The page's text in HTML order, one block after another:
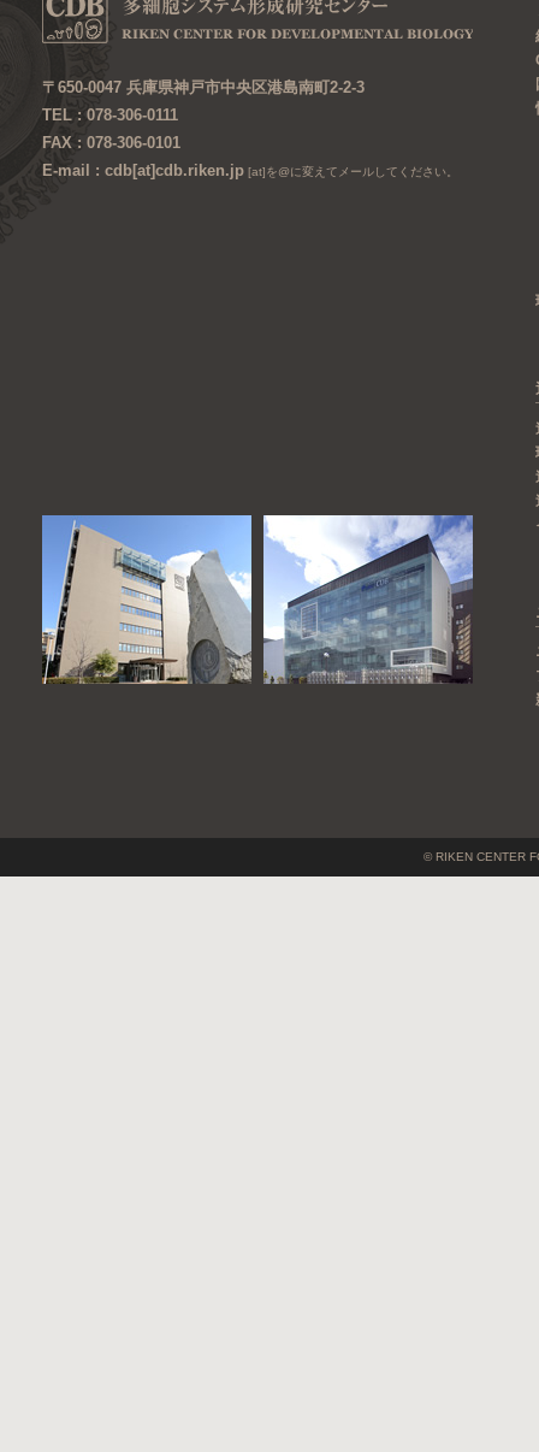
〒650-0047 兵庫県神戸市中央区港島南町2-2-3
TEL : 078-306-0111
FAX : 078-306-0101
E-mail : cdb[at]cdb.riken.jp [at]を@に変えてメールしてください。
© RIKEN CENTER